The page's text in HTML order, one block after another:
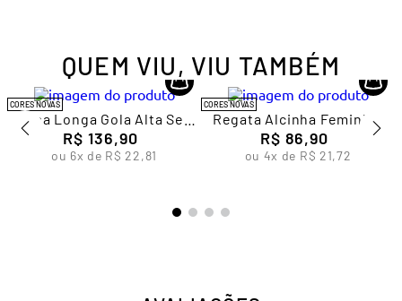
QUEM VIU, VIU TAMBÉM
CORES NOVAS
Blusa Longa Gola Alta Sem
Costura Feminina Lupo
R$ 136,90
ou 6x de R$ 22,81
CORES NOVAS
Regata Alcinha Feminina
Lupo
R$ 86,90
ou 4x de R$ 21,72